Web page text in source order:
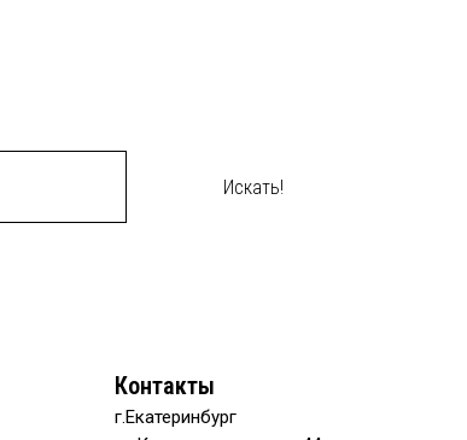
Искать!
Контакты
г.Екатеринбург